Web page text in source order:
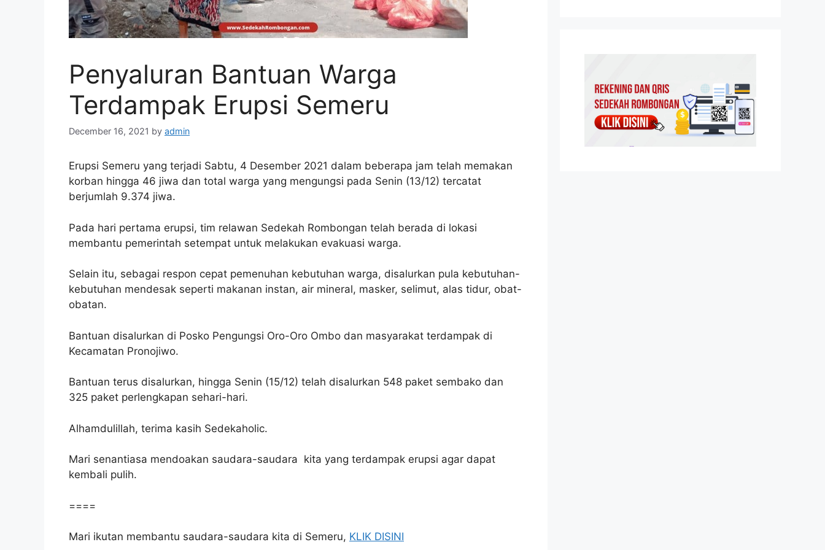
Penyaluran Bantuan Warga
Terdampak Erupsi Semeru
December 16, 2021 by admin
Erupsi Semeru yang terjadi Sabtu, 4 Desember 2021 dalam beberapa jam telah memakan
korban hingga 46 jiwa dan total warga yang mengungsi pada Senin (13/12) tercatat
berjumlah 9.374 jiwa.
Pada hari pertama erupsi, tim relawan Sedekah Rombongan telah berada di lokasi
membantu pemerintah setempat untuk melakukan evakuasi warga.
Selain itu, sebagai respon cepat pemenuhan kebutuhan warga, disalurkan pula kebutuhan-
kebutuhan mendesak seperti makanan instan, air mineral, masker, selimut, alas tidur, obat-
obatan.
Bantuan disalurkan di Posko Pengungsi Oro-Oro Ombo dan masyarakat terdampak di
Kecamatan Pronojiwo.
Bantuan terus disalurkan, hingga Senin (15/12) telah disalurkan 548 paket sembako dan
325 paket perlengkapan sehari-hari.
Alhamdulillah, terima kasih Sedekaholic.
Mari senantiasa mendoakan saudara-saudara kita yang terdampak erupsi agar dapat
kembali pulih.
====
Mari ikutan membantu saudara-saudara kita di Semeru, KLIK DISINI